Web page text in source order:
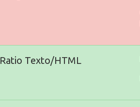
Ratio Texto/HTML